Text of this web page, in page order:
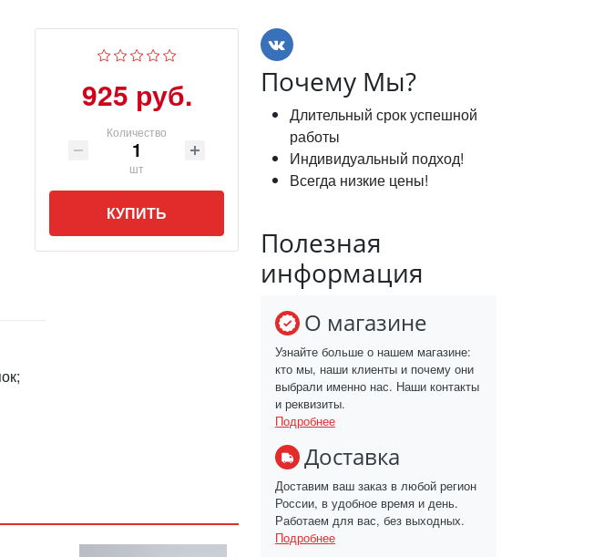
925 руб.
Количество
шт
КУПИТЬ
Почему Мы?
Длительный срок успешной
работы
Индивидуальный подход!
Всегда низкие цены!
Полезная
информация
О магазине
Узнайте больше о нашем магазине:
кто мы, наши клиенты и почему они
выбрали именно нас. Наши контакты
и реквизиты.
Подробнее
Доставка
Доставим ваш заказ в любой регион
России, в удобное время и день.
Работаем для вас, без выходных.
Подробнее